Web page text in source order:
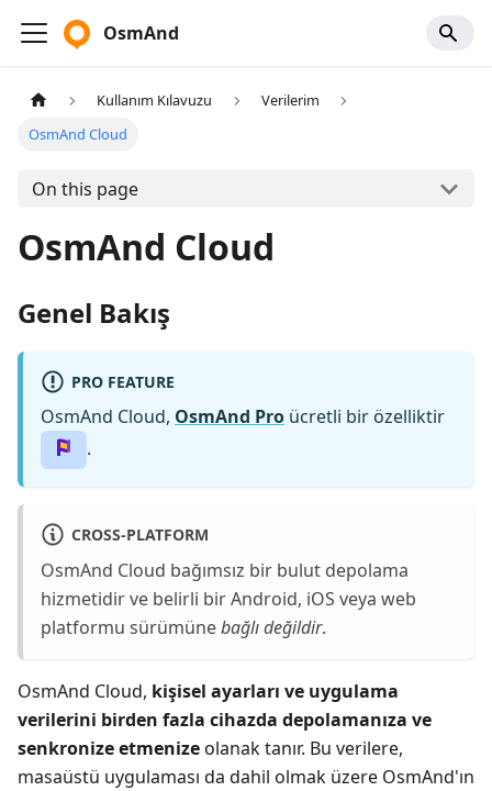
OsmAnd
Kullanım Kılavuzu
Verilerim
OsmAnd Cloud
On this page
OsmAnd Cloud
Genel Bakış
PRO FEATURE
OsmAnd Cloud, OsmAnd Pro ücretli bir özelliktir
.
CROSS-PLATFORM
OsmAnd Cloud bağımsız bir bulut depolama
hizmetidir ve belirli bir Android, iOS veya web
platformu sürümünebağlı değildir.
OsmAnd Cloud, kişisel ayarları ve uygulama
verilerini birden fazla cihazda depolamanıza ve
senkronize etmenizeolanak tanır. Bu verilere,
masaüstü uygulaması da dahil olmak üzere OsmAnd'ın